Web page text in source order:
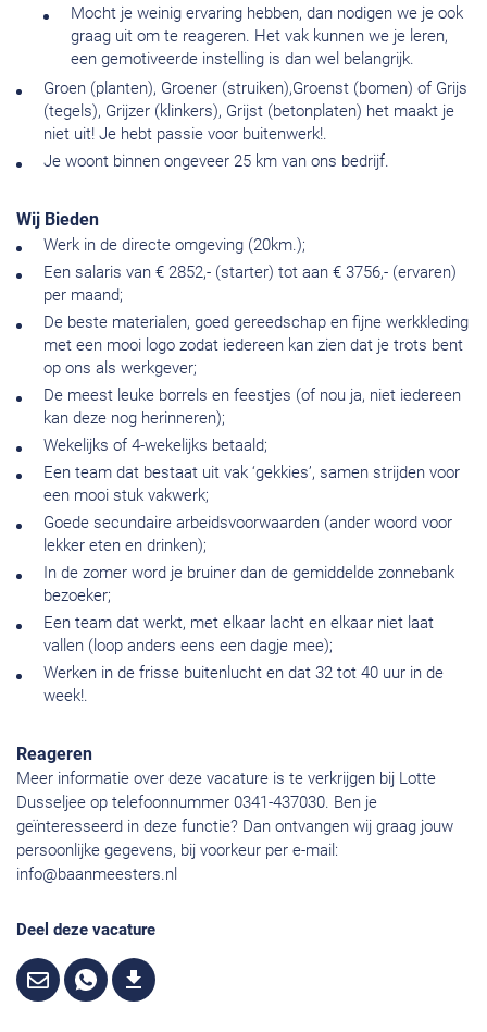
Mocht je weinig ervaring hebben, dan nodigen we je ook
graag uit om te reageren. Het vak kunnen we je leren,
een gemotiveerde instelling is dan wel belangrijk.
Groen (planten), Groener (struiken),Groenst (bomen) of Grijs
(tegels), Grijzer (klinkers), Grijst (betonplaten) het maakt je
niet uit! Je hebt passie voor buitenwerk!.
Je woont binnen ongeveer 25 km van ons bedrijf.
Wij Bieden
Werk in de directe omgeving (20km.);
Een salaris van € 2852,- (starter) tot aan € 3756,- (ervaren)
per maand;
De beste materialen, goed gereedschap en fijne werkkleding
met een mooi logo zodat iedereen kan zien dat je trots bent
op ons als werkgever;
De meest leuke borrels en feestjes (of nou ja, niet iedereen
kan deze nog herinneren);
Wekelijks of 4-wekelijks betaald;
Een team dat bestaat uit vak ‘gekkies’, samen strijden voor
een mooi stuk vakwerk;
Goede secundaire arbeidsvoorwaarden (ander woord voor
lekker eten en drinken);
In de zomer word je bruiner dan de gemiddelde zonnebank
bezoeker;
Een team dat werkt, met elkaar lacht en elkaar niet laat
vallen (loop anders eens een dagje mee);
Werken in de frisse buitenlucht en dat 32 tot 40 uur in de
week!.
Reageren
Meer informatie over deze vacature is te verkrijgen bij Lotte
Dusseljee op telefoonnummer 0341-437030. Ben je
geïnteresseerd in deze functie? Dan ontvangen wij graag jouw
persoonlijke gegevens, bij voorkeur per e-mail:
info@baanmeesters.nl
Deel deze vacature